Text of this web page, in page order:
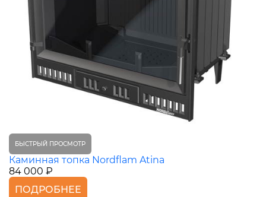
БЫСТРЫЙ ПРОСМОТР
Каминная топка Nordflam Atina
84 000 ₽
ПОДРОБНЕЕ